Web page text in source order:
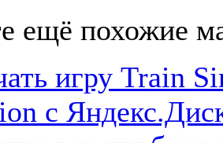
ещё похожие
игру Train
с